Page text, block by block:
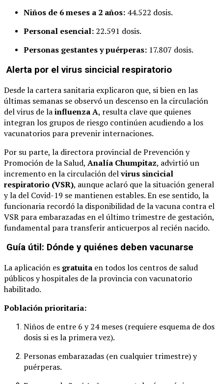
Niños de 6 meses a 2 años: 44.522 dosis.
Personal esencial: 22.591 dosis.
Personas gestantes y puérperas: 17.807 dosis.
Alerta por el virus sincicial respiratorio
Desde la cartera sanitaria explicaron que, si bien en las
últimas semanas se observó un descenso en la circulación
del virus de lainfluenza A, resulta clave que quienes
integran los grupos de riesgo continúen acudiendo a los
vacunatorios para prevenir internaciones.
Por su parte, la directora provincial de Prevención y
Promoción de la Salud, Analía Chumpitaz, advirtió un
incremento en la circulación delvirus sincicial
respiratorio (VSR), aunque aclaró que la situación general
y la del Covid-19 se mantienen estables. En ese sentido, la
funcionaria recordó la disponibilidad de la vacuna contra el
VSR para embarazadas en el último trimestre de gestación,
fundamental para transferir anticuerpos al recién nacido.
Guía útil: Dónde y quiénes deben vacunarse
La aplicación es gratuita en todos los centros de salud
públicos y hospitales de la provincia con vacunatorio
habilitado.
Población prioritaria:
Niños de entre 6 y 24 meses (requiere esquema de dos
dosis si es la primera vez).
Personas embarazadas (en cualquier trimestre) y
puérperas.